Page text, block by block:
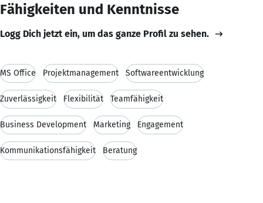
Fähigkeiten und Kenntnisse
Logg Dich jetzt ein, um das ganze Profil zu sehen.
MS Office Projektmanagement Softwareentwicklung
Zuverlässigkeit Flexibilität Teamfähigkeit
Business Development Marketing Engagement
Kommunikationsfähigkeit Beratung